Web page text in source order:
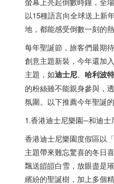
以15種語言向全球送上新
地，都能感受倒數一刻的熱
每年聖誕節，旅客們最期
創意主題新裝，今年還加
主題，如迪士尼、 哈利波特
的粉絲雖不能親身參與，
氛圍。以下推薦今年聖誕
1.香港迪士尼樂園─和迪士
香港迪士尼樂園度假區以
主題帶來難忘驚喜的冬日
飄送皚皚白雪，放眼盡是
繽紛的聖誕樹，加上多個